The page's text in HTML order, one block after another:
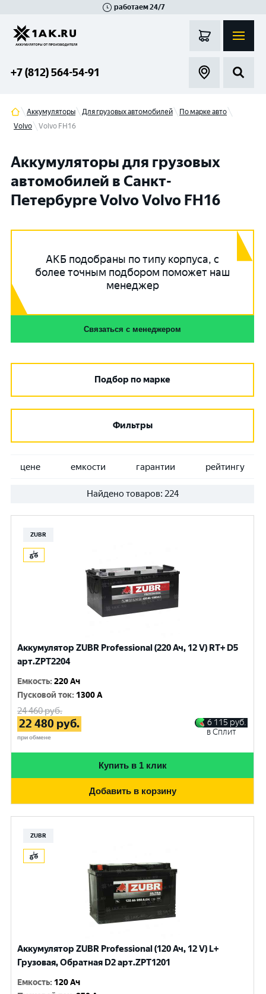
работаем 24/7
+7 (812) 564-54-91
Аккумуляторы Для грузовых автомобилей
По марке авто
Volvo
Volvo FH16
Аккумуляторы для грузовых
автомобилей в Санкт-
Петербурге Volvo Volvo FH16
АКБ подобраны по типу корпуса, с
более точным подбором поможет наш
менеджер
Связаться с менеджером
Подбор по марке
Фильтры
цене емкости гарантии рейтингу
Найдено товаров: 224
ZUBR
Аккумулятор ZUBR Professional (220 Ач, 12 V) RT+ D5
арт.ZPT2204
Емкость:220 Ач
Пусковой ток: 1300 A
24 460руб.
22 480 руб.
при обмене
6 115 руб.
в Сплит
Купить в 1 клик
Добавить в корзину
ZUBR
Аккумулятор ZUBR Professional (120 Ач, 12 V) L+
Грузовая, Обратная D2 арт.ZPT1201
Емкость: 120 Ач
Гатчина